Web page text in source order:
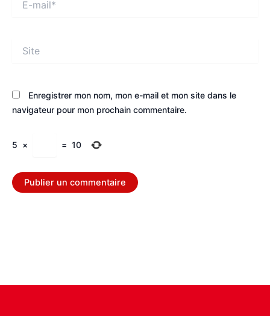
mail*
Enregistrer mon nom, mon e-mail et mon site dans le
navigateur pour mon prochain commentaire.
5 × = 10